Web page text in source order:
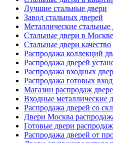
Лучшие стальные двери
Завод стальных дверей
Металлические стальные
Стальные двери в Москве
Стальные двери качество
Распродажа коллекций
Распродажа дверей
Распродажа входных
Распродажа готовых
Магазин распродаж
Входные металлические
Распродажа дверей со
Двери Москва
Готовые двери
Распродажа дверей от